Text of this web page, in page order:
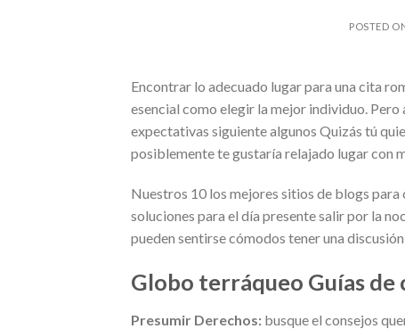
POSTED
Encontrar lo adecuado lugar para una cita
esencial como elegir la mejor individuo. Pero
expectativas siguiente algunos Quizás tú
posiblemente te gustaría relajado lugar con
Nuestros 10 los mejores sitios de blogs
soluciones para el día presente salir por la
pueden sentirse cómodos tener una
Globo terráqueo Guías de
Presumir Derechos: busque el consejos